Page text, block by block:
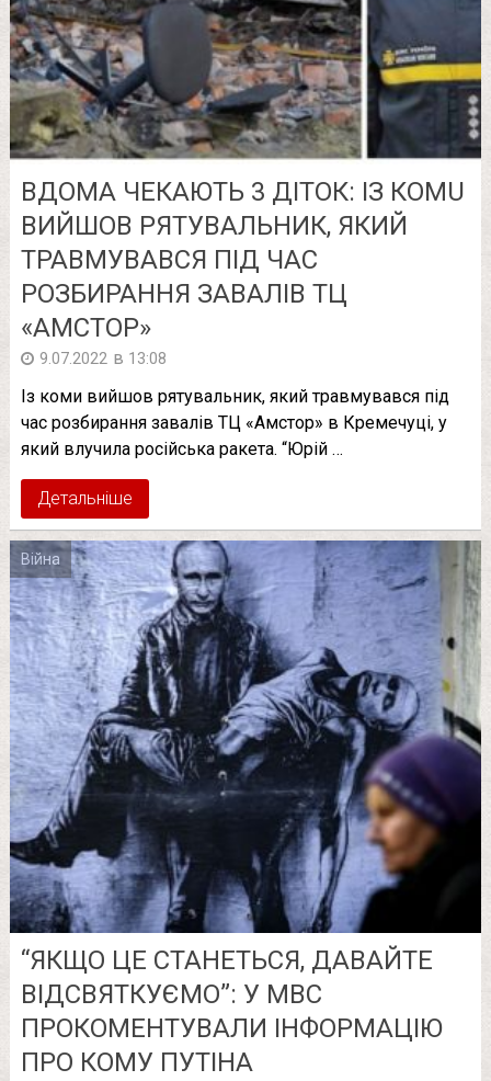
ВДОМА ЧЕКАЮТЬ 3 ДІТОК: ІЗ КОМU
ВИЙШОВ РЯТУВАЛЬНИК, ЯКИЙ
ТРАВМУВАВСЯ ПІД ЧАС
РОЗБИРАННЯ ЗАВАЛІВ ТЦ
«АМСТОР»
9.07.2022 в 13:08
Із коми вийшов рятувальник, який травмувався під
час розбирання завалів ТЦ «Амстор» в Кремечуці, у
який влучила російська ракета. “Юрій …
Детальніше
Війна
“ЯКЩО ЦЕ СТАНЕТЬСЯ, ДАВАЙТЕ
ВІДСВЯТКУЄМО”: У МВС
ПРОКОМЕНТУВАЛИ ІНФОРМАЦІЮ
ПРО КОМУ ПУТІНА